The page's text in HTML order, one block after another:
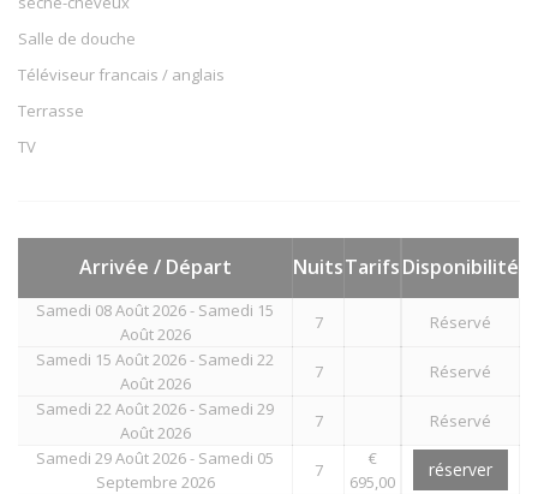
Salle de douche
Téléviseur francais / anglais
Terrasse
TV
Arrivée / Départ NuitsTarifsDisponibilité
Samedi 08 Août 2026 - Samedi 15
Août 2026
7
Réservé
Samedi 15 Août 2026 - Samedi 22
Août 2026
7
Réservé
Samedi 22 Août 2026 - Samedi 29
Août 2026
7
Réservé
Samedi 29 Août 2026 - Samedi 05
Septembre 2026
7
€
695,00
réserver